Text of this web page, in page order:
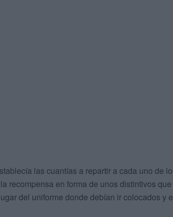
las cuantías a repartir a cada uno de
recompensa en forma de unos distintivos que
del uniforme donde debían ir colocados y